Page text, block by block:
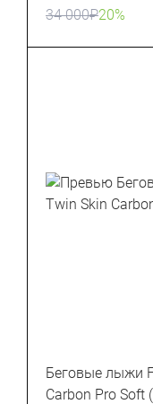
34 000₽20%
Беговые лыжи
Carbon Pro Soft